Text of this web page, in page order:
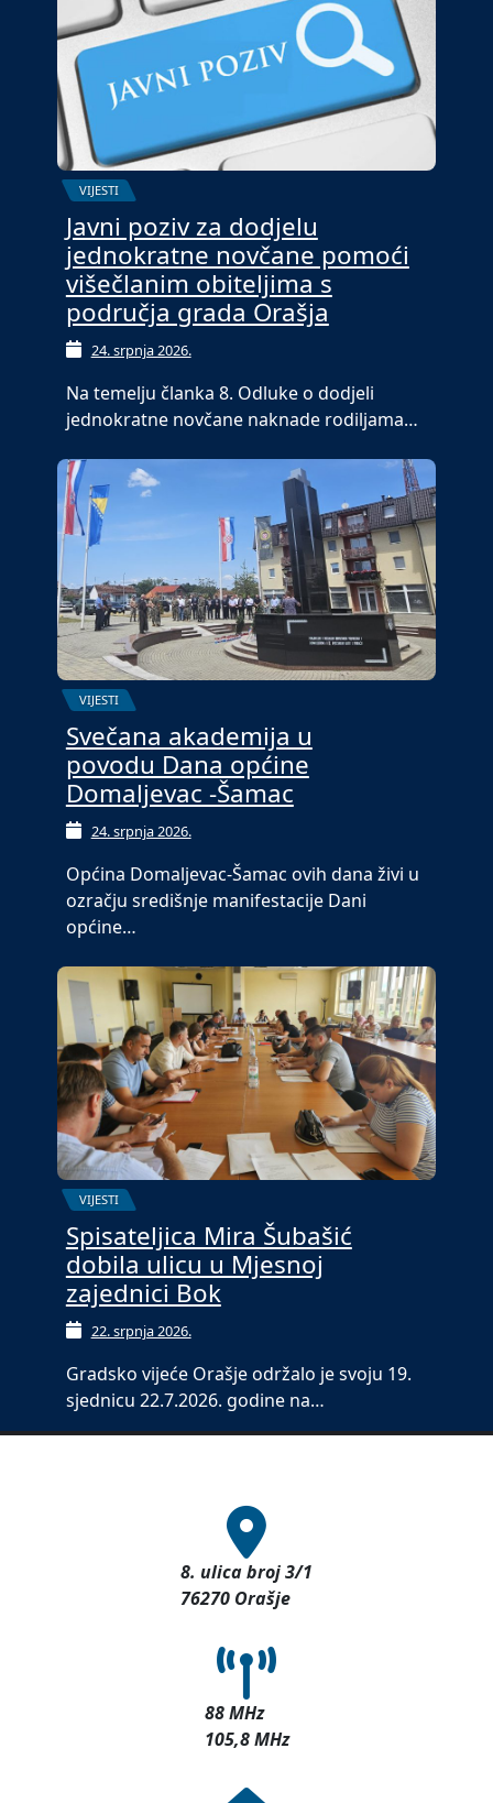
VIJESTI
Javni poziv za dodjelu
jednokratne novčane pomoći
višečlanim obiteljima s
područja grada Orašja
24. srpnja 2026.
Na temelju članka 8. Odluke o dodjeli
jednokratne novčane naknade rodiljama…
VIJESTI
Svečana akademija u
povodu Dana općine
Domaljevac -Šamac
24. srpnja 2026.
Općina Domaljevac-Šamac ovih dana živi u
ozračju središnje manifestacije Dani
općine…
VIJESTI
Spisateljica Mira Šubašić
dobila ulicu u Mjesnoj
zajednici Bok
22. srpnja 2026.
Gradsko vijeće Orašje održalo je svoju 19.
sjednicu 22.7.2026. godine na…
8. ulica broj 3/1
76270 Orašje
88 MHz
105,8 MHz